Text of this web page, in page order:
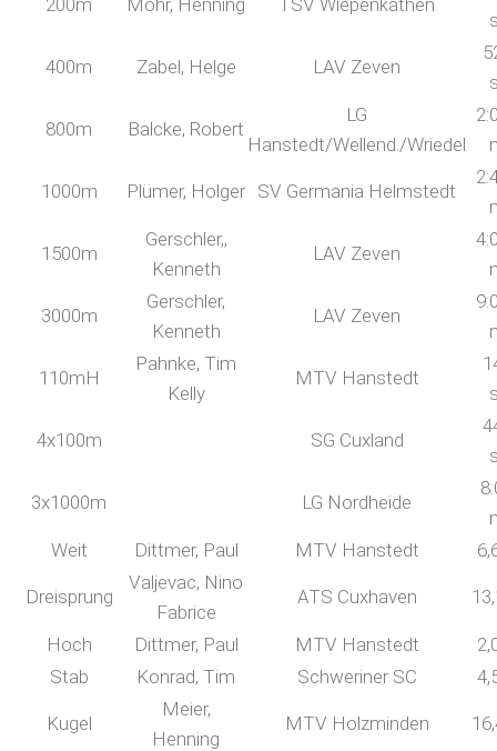
200m Mohr, Henning TSV Wiepenkathen
400m Zabel, Helge LAV Zeven
800m Balcke, Robert
LG
Hanstedt/Wellend./Wriedel
1000m Plümer, Holger SV Germania Helmstedt
1500m
Gerschler,,
Kenneth
LAV Zeven
3000m
Gerschler,
Kenneth
LAV Zeven
110mH
Pahnke, Tim
Kelly
MTV Hanstedt
4x100m SG Cuxland
3x1000m LG Nordheide
Weit
Dittmer, Paul MTV Hanstedt
Dreisprung
Valjevac, Nino
Fabrice
ATS Cuxhaven
Hoch Dittmer, Paul MTV Hanstedt
Stab
Konrad, Tim Schweriner SC
Kugel
Meier,
Henning
MTV Holzminden